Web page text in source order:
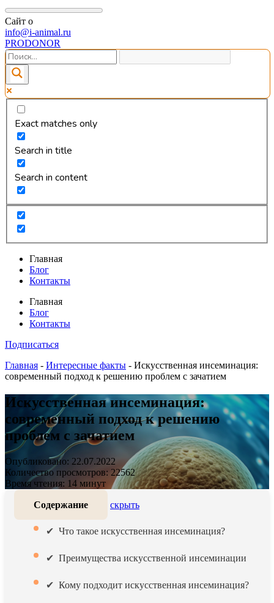
Сайт о
info@i-animal.ru
PRODONOR
Exact matches only
Search in title
Search in content
Главная
Блог
Контакты
Главная
Блог
Контакты
Подписаться
Главная - Интересные факты - Искусственная инсеминация:
современный подход к решению проблем с зачатием
Искусственная инсеминация:
современный подход к решению
проблем с зачатием
Опубликовано: 22.07.2022
Количество просмотров: 22562
Время чтения: 14 минут
Содержание скрыть
Что такое искусственная инсеминация?
Преимущества искусственной инсеминации
Кому подходит искусственная инсеминация?